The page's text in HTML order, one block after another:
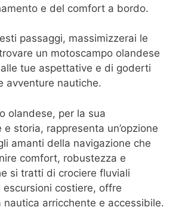
e del comfort a bordo.
passaggi, massimizzerai le
un motoscampo olandese
tue aspettative e di goderti
avventure nautiche.
olandese, per la sua
storia, rappresenta un’opzione
amanti della navigazione che
comfort, robustezza e
si tratti di crociere fluviali
costiere, offre
nautica arricchente e accessibile.